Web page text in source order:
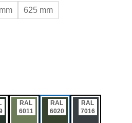
625 mm
RAL
6011
RAL
6020
RAL
7016